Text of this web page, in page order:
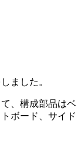
ました。
、構成部品はベ
ボード、サイド